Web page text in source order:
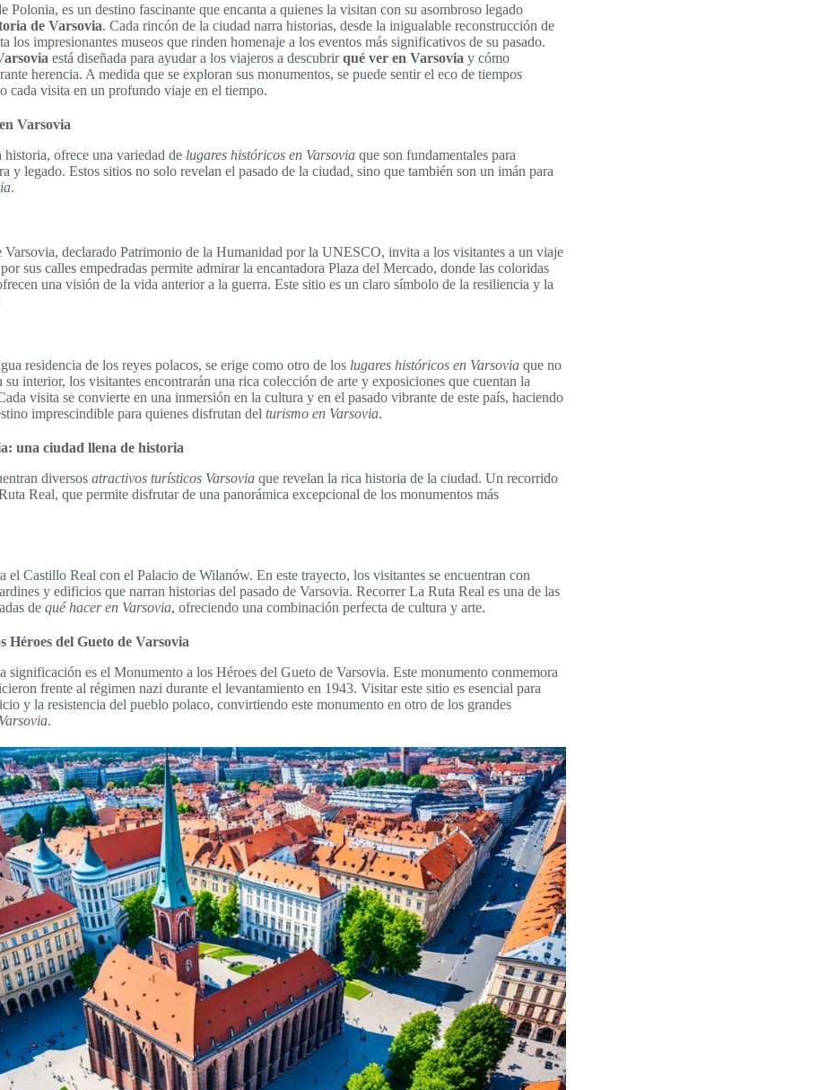
Polonia, es un destino fascinante que encanta a quienes la visitan con su asombroso legado
de Varsovia. Cada rincón de la ciudad narra historias, desde la inigualable reconstrucción de
los impresionantes museos que rinden homenaje a los eventos más significativos de su pasado.
está diseñada para ayudar a los viajeros a descubrirqué ver en Varsovia y cómo
herencia. A medida que se exploran sus monumentos, se puede sentir el eco de tiempos
cada visita en un profundo viaje en el tiempo.
Varsovia
ofrece una variedad de lugares históricos en Varsovia que son fundamentales para
y legado. Estos sitios no solo revelan el pasado de la ciudad, sino que también son un imán para
.
declarado Patrimonio de la Humanidad por la UNESCO, invita a los visitantes a un viaje
sus calles empedradas permite admirar la encantadora Plaza del Mercado, donde las coloridas
una visión de la vida anterior a la guerra. Este sitio es un claro símbolo de la resiliencia y la
residencia de los reyes polacos, se erige como otro de los lugares históricos en Varsovia que no
su interior, los visitantes encontrarán una rica colección de arte y exposiciones que cuentan la
visita se convierte en una inmersión en la cultura y en el pasado vibrante de este país, haciendo
imprescindible para quienes disfrutan del turismo en Varsovia.
una ciudad llena de historia
diversos atractivos turísticos Varsovia que revelan la rica historia de la ciudad. Un recorrido
Real, que permite disfrutar de una panorámica excepcional de los monumentos más
el Castillo Real con el Palacio de Wilanów. En este trayecto, los visitantes se encuentran con
y edificios que narran historias del pasado de Varsovia. Recorrer La Ruta Real es una de las
de qué hacer en Varsovia, ofreciendo una combinación perfecta de cultura y arte.
Héroes del Gueto de Varsovia
significación es el Monumento a los Héroes del Gueto de Varsovia. Este monumento conmemora
frente al régimen nazi durante el levantamiento en 1943. Visitar este sitio es esencial para
y la resistencia del pueblo polaco, convirtiendo este monumento en otro de los grandes
.